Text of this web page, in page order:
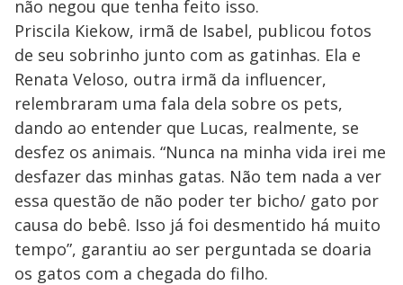
não negou que tenha feito isso.
Priscila Kiekow, irmã de Isabel, publicou fotos
de seu sobrinho junto com as gatinhas. Ela e
Renata Veloso, outra irmã da influencer,
relembraram uma fala dela sobre os pets,
dando ao entender que Lucas, realmente, se
desfez os animais. “Nunca na minha vida irei me
desfazer das minhas gatas. Não tem nada a ver
essa questão de não poder ter bicho/ gato por
causa do bebê. Isso já foi desmentido há muito
tempo”, garantiu ao ser perguntada se doaria
os gatos com a chegada do filho.